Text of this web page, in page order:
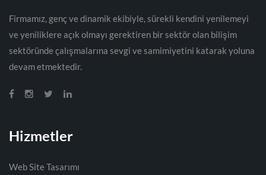
Firmamız, genç ve dinamik ekibiyle, sürekli kendini yenilemeyi
ve yeniliklere açık olmayı gerektiren bir sektör olan bilişim
sektöründe çalışmalarına sevgi ve samimiyetini katarak yoluna
devam etmektedir.
Hizmetler
Web Site Tasarımı